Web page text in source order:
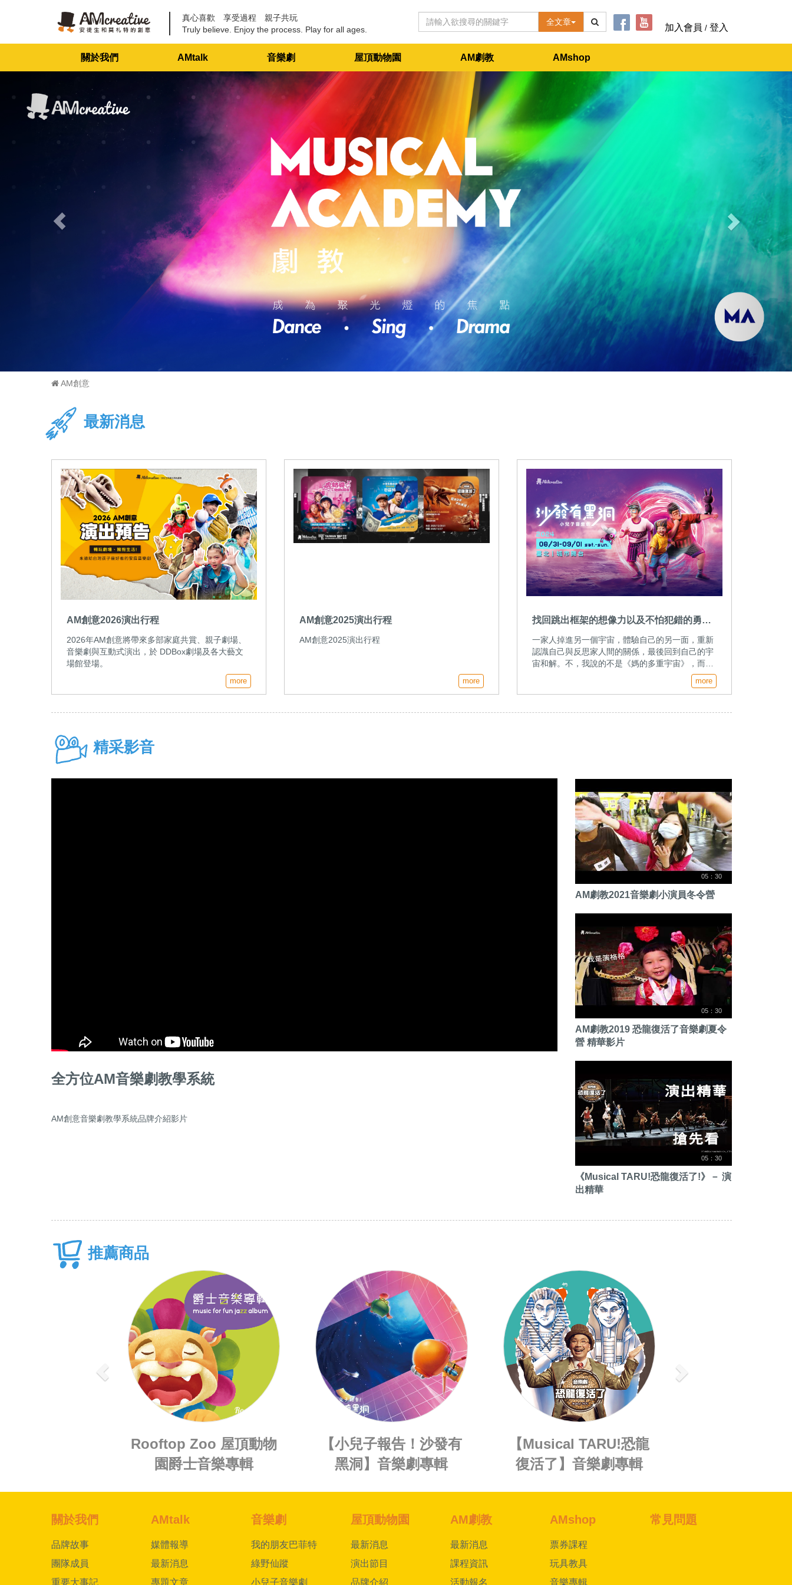
真心喜歡 享受過程 親子共玩
Truly believe. Enjoy the process. Play for all ages.
全文章
加入會員 / 登入
關於我們 AMtalk 音樂劇 屋頂動物園 AM劇教 AMshop
AM創意
最新消息
AM創意2026演出行程
2026年AM創意將帶來多部家庭共賞、親子劇場、
音樂劇與互動式演出，於 DDBox劇場及各大藝文
場館登場。
more
AM創意2025演出行程
AM創意2025演出行程
more
找回跳出框架的想像力以及不怕犯錯的勇
氣：小兒子音樂劇《沙發有黑洞！》
一家人掉進另一個宇宙，體驗自己的另一面，重新
認識自己與反思家人間的關係，最後回到自己的宇
宙和解。不，我說的不是《媽的多重宇宙》，而是
more
精采影音
全方位AM音樂劇教學系統
AM創意音樂劇教學系統品牌介紹影片
05：30
AM劇教2021音樂劇小演員冬令營
05：30
AM劇教2019 恐龍復活了音樂劇夏令
營 精華影片
05：30
《Musical TARU!恐龍復活了!》－ 演
出精華
推薦商品
《小太陽：一個家的音
樂劇》音樂專輯
「我的媽媽是Eny」音
樂劇專輯
關於我們
品牌故事
團隊成員
重要大事記
AMtalk
媒體報導
最新消息
專題文章
音樂劇
我的朋友巴菲特
綠野仙蹤
小兒子音樂劇
屋頂動物園
最新消息
演出節目
品牌介紹
AM劇教
最新消息
課程資訊
活動報名
AMshop
票券課程
玩具教具
音樂專輯
常見問題